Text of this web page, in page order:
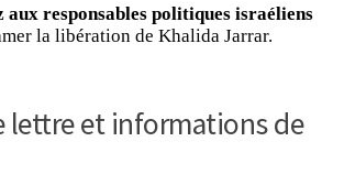
aux responsables politiques israéliens
la libération de Khalida Jarrar.
lettre et informations de